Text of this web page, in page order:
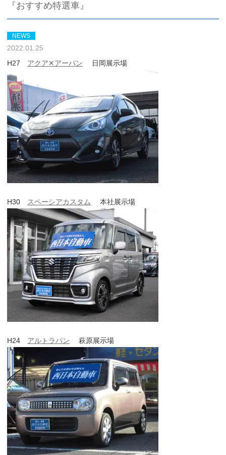
『おすすめ特選車』
NEWS
2022.01.25
H27 アクア✕アーバン 日岡展示場
H30 スペーシアカスタム 本社展示場
H24 アルトラパン 萩原展示場